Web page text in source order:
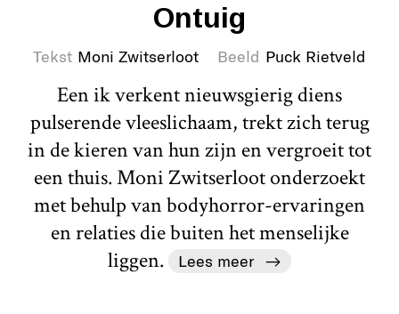
Ontuig
Tekst Moni Zwitserloot Beeld Puck Rietveld
Een ik verkent nieuwsgierig diens
pulserende vleeslichaam, trekt zich terug
in de kieren van hun zijn en vergroeit tot
een thuis. Moni Zwitserloot onderzoekt
met behulp van bodyhorror-ervaringen
en relaties die buiten het menselijke
liggen.
Lees meer